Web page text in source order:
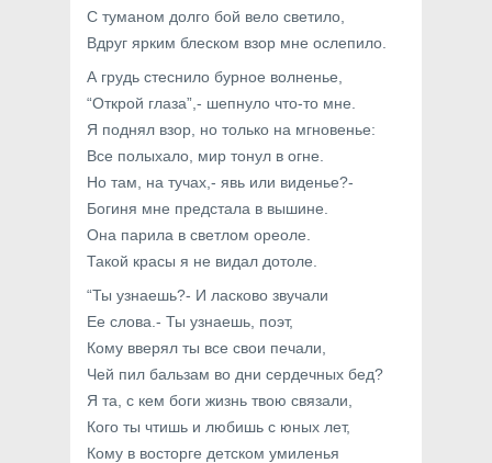
С туманом долго бой вело светило,
Вдруг ярким блеском взор мне ослепило.
А грудь стеснило бурное волненье,
“Открой глаза”,- шепнуло что-то мне.
Я поднял взор, но только на мгновенье:
Все полыхало, мир тонул в огне.
Но там, на тучах,- явь или виденье?-
Богиня мне предстала в вышине.
Она парила в светлом ореоле.
Такой красы я не видал дотоле.
“Ты узнаешь?- И ласково звучали
Ее слова.- Ты узнаешь, поэт,
Кому вверял ты все свои печали,
Чей пил бальзам во дни сердечных бед?
Я та, с кем боги жизнь твою связали,
Кого ты чтишь и любишь с юных лет,
Кому в восторге детском умиленья